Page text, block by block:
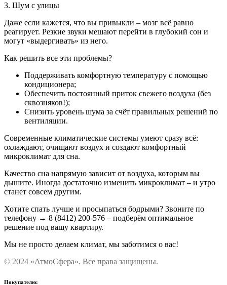
3. Шум с улицы
Даже если кажется, что вы привыкли – мозг всё равно
реагирует. Резкие звуки мешают перейти в глубокий сон и
могут «выдергивать» из него.
Как решить все эти проблемы?
Поддерживать комфортную температуру с помощью
кондиционера;
Обеспечить постоянный приток свежего воздуха (без
сквозняков!);
Снизить уровень шума за счёт правильных решений по
вентиляции.
Современные климатические системы умеют сразу всё:
охлаждают, очищают воздух и создают комфортный
микроклимат для сна.
Качество сна напрямую зависит от воздуха, которым вы
дышите. Иногда достаточно изменить микроклимат – и утро
станет совсем другим.
Хотите спать лучше и просыпаться бодрыми? Звоните по
телефону → 8 (8412) 200-576 – подберём оптимальное
решение под вашу квартиру.
Мы не просто делаем климат, мы заботимся о вас!
© 2024 «АтмоСфера». Все права защищены.
Покупателю: